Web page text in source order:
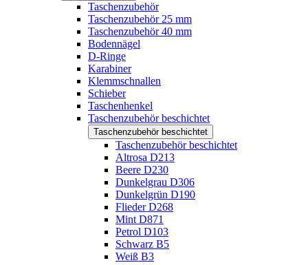
Taschenzubehör
Taschenzubehör 25 mm
Taschenzubehör 40 mm
Bodennägel
D-Ringe
Karabiner
Klemmschnallen
Schieber
Taschenhenkel
Taschenzubehör beschichtet
Taschenzubehör beschichtet
Taschenzubehör beschichtet
Altrosa D213
Beere D230
Dunkelgrau D306
Dunkelgrün D190
Flieder D268
Mint D871
Petrol D103
Schwarz B5
Weiß B3